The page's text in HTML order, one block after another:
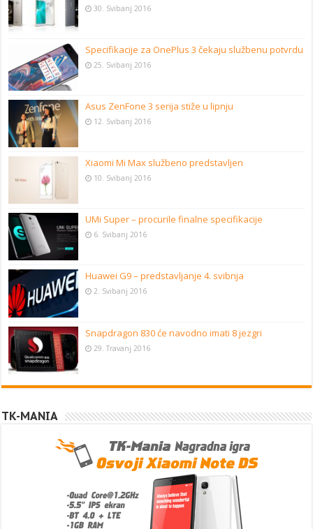
30. Svibanj 2016
Specifikacije za OnePlus 3 čekaju službenu potvrdu
25. Svibanj 2016
Asus ZenFone 3 serija stiže u lipnju
12. Svibanj 2016
Xiaomi Mi Max službeno predstavljen
10. Svibanj 2016
UMi Super – procurile finalne specifikacije
6. Svibanj 2016
Huawei G9 – predstavljanje 4. svibnja
2. Svibanj 2016
Snapdragon 830 će navodno imati 8 jezgri
29. Travanj 2016
TK-MANIA